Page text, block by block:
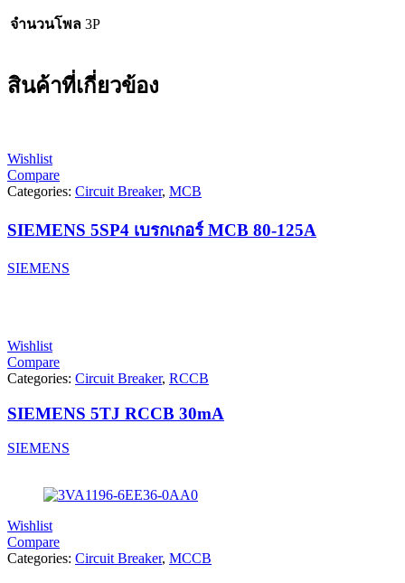
จำนวนโพล 3P
สินค้าที่เกี่ยวข้อง
Wishlist
Compare
Categories: Circuit Breaker, MCB
SIEMENS 5SP4 เบรกเกอร์ MCB 80-125A
SIEMENS
Wishlist
Compare
Categories: Circuit Breaker, RCCB
SIEMENS 5TJ RCCB 30mA
SIEMENS
Wishlist
Compare
Categories: Circuit Breaker, MCCB